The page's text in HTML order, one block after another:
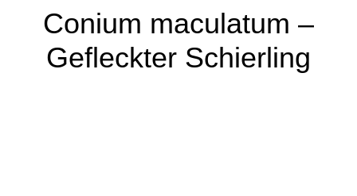
Conium maculatum –
Gefleckter Schierling